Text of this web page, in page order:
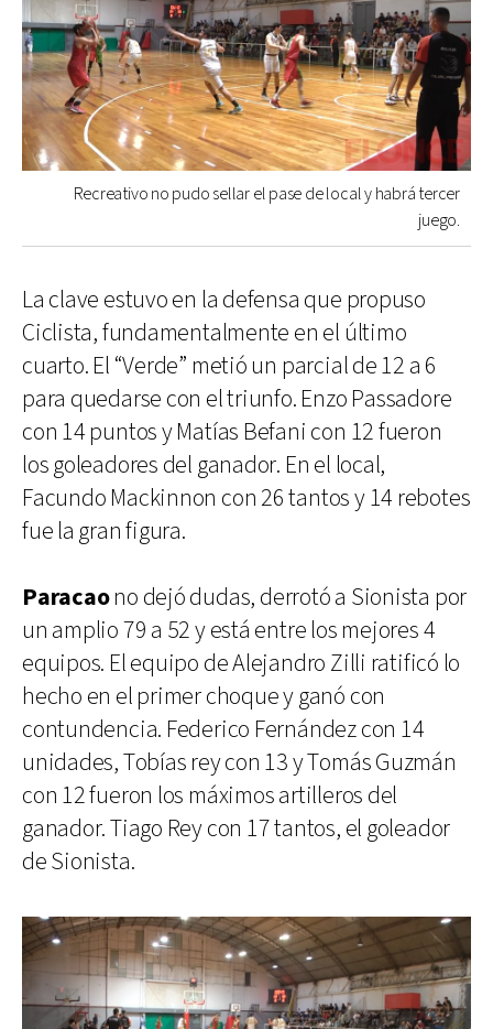
Recreativo no pudo sellar el pase de local y habrá tercer
juego.
La clave estuvo en la defensa que propuso
Ciclista, fundamentalmente en el último
cuarto. El “Verde” metió un parcial de 12 a 6
para quedarse con el triunfo. Enzo Passadore
con 14 puntos y Matías Befani con 12 fueron
los goleadores del ganador. En el local,
Facundo Mackinnon con 26 tantos y 14 rebotes
fue la gran figura.
Paracaono dejó dudas, derrotó a Sionista por
un amplio 79 a 52 y está entre los mejores 4
equipos. El equipo de Alejandro Zilli ratificó lo
hecho en el primer choque y ganó con
contundencia. Federico Fernández con 14
unidades, Tobías rey con 13 y Tomás Guzmán
con 12 fueron los máximos artilleros del
ganador. Tiago Rey con 17 tantos, el goleador
de Sionista.